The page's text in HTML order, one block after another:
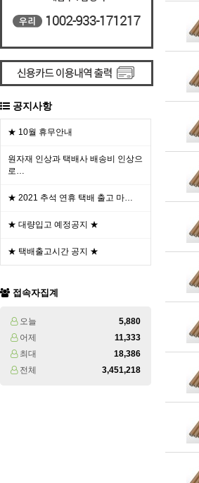
공지사항
★ 10월 휴무안내
원자재 인상과 택배사 배송비 인상으
로…
★ 2021 추석 연휴 택배 출고 마…
★ 대량입고 예정공지 ★
★ 택배출고시간 공지 ★
접속자집계
오늘
5,880
어제
11,333
최대
18,386
전체
3,451,218